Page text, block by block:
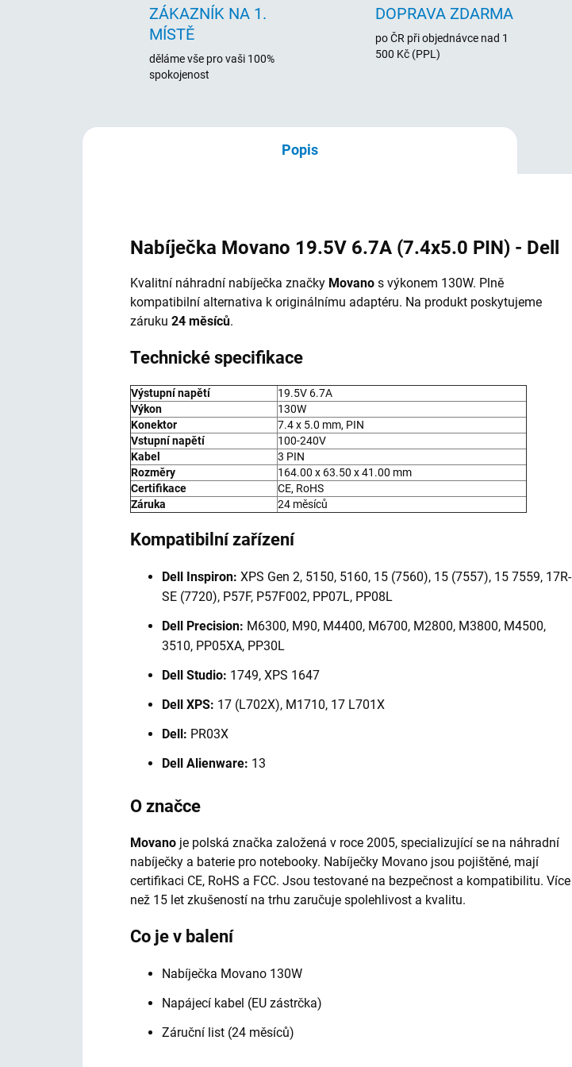
ZÁKAZNÍK NA 1.
MÍSTĚ
děláme vše pro vaši 100%
spokojenost
DOPRAVA ZDARMA
po ČR při objednávce nad 1
500 Kč (PPL)
Popis
Nabíječka Movano 19.5V 6.7A (7.4x5.0 PIN) - Dell
Kvalitní náhradní nabíječka značky Movano s výkonem 130W. Plně
kompatibilní alternativa k originálnímu adaptéru. Na produkt poskytujeme
záruku 24 měsíců.
Technické specifikace
Výstupní napětí
19.5V 6.7A
Výkon
130W
Konektor
7.4 x 5.0 mm, PIN
Vstupní napětí
100-240V
Kabel
3 PIN
Rozměry
164.00 x 63.50 x 41.00 mm
Certifikace
CE, RoHS
Záruka
24 měsíců
Kompatibilní zařízení
Dell Inspiron: XPS Gen 2, 5150, 5160, 15 (7560), 15 (7557), 15 7559, 17R-
SE (7720), P57F, P57F002, PP07L, PP08L
Dell Precision: M6300, M90, M4400, M6700, M2800, M3800, M4500,
3510, PP05XA, PP30L
Dell Studio: 1749, XPS 1647
Dell XPS: 17 (L702X), M1710, 17 L701X
Dell: PR03X
Dell Alienware: 13
O značce
Movano je polská značka založená v roce 2005, specializující se na náhradní
nabíječky a baterie pro notebooky. Nabíječky Movano jsou pojištěné, mají
certifikaci CE, RoHS a FCC. Jsou testované na bezpečnost a kompatibilitu. Více
než 15 let zkušeností na trhu zaručuje spolehlivost a kvalitu.
Co je v balení
Nabíječka Movano 130W
Napájecí kabel (EU zástrčka)
Záruční list (24 měsíců)